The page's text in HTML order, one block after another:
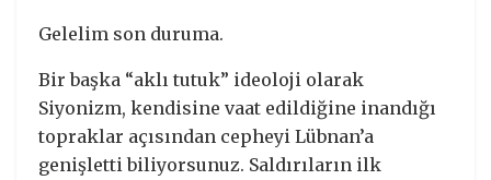
Gelelim son duruma.
Bir başka “aklı tutuk” ideoloji olarak
Siyonizm, kendisine vaat edildiğine inandığı
topraklar açısından cepheyi Lübnan’a
genişletti biliyorsunuz. Saldırıların ilk